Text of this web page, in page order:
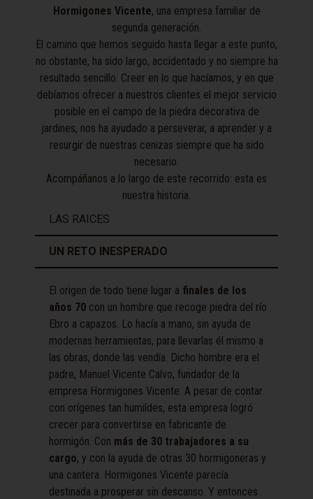
Hormigones Vicente, una empresa familiar de
segunda generación.
El camino que hemos seguido hasta llegar a este punto,
no obstante, ha sido largo, accidentado y no siempre ha
resultado sencillo. Creer en lo que hacíamos, y en que
debíamos ofrecer a nuestros clientes el mejor servicio
posible en el campo de la piedra decorativa de
jardines, nos ha ayudado a perseverar, a aprender y a
resurgir de nuestras cenizas siempre que ha sido
necesario.
Acompáñanos a lo largo de este recorrido: esta es
nuestra historia.
LAS RAICES
UN RETO INESPERADO
El origen de todo tiene lugar a finales de los
años 70 con un hombre que recoge piedra del río
Ebro a capazos. Lo hacía a mano, sin ayuda de
modernas herramientas, para llevarlas él mismo a
las obras, donde las vendía. Dicho hombre era el
padre, Manuel Vicente Calvo, fundador de la
empresa Hormigones Vicente. A pesar de contar
con orígenes tan humildes, esta empresa logró
crecer para convertirse en fabricante de
hormigón. Con más de 30 trabajadores a su
cargo, y con la ayuda de otras 30 hormigoneras y
una cantera. Hormigones Vicente parecía
destinada a prosperar sin descanso. Y entonces